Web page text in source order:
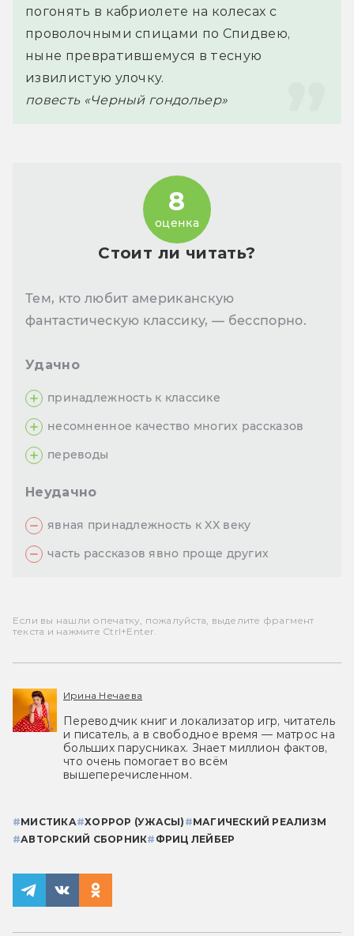
погонять в кабриолете на колесах с
проволочными спицами по Спидвею,
ныне превратившемуся в тесную
извилистую улочку.
повесть «Черный гондольер»
Стоит ли читать?
8
оценка
Тем, кто любит американскую
фантастическую классику, — бесспорно.
Удачно
принадлежность к классике
несомненное качество многих рассказов
переводы
Неудачно
явная принадлежность к XX веку
часть рассказов явно проще других
Если вы нашли опечатку, пожалуйста, выделите фрагмент
текста и нажмите Ctrl+Enter.
Ирина Нечаева
Переводчик книг и локализатор игр, читатель
и писатель, а в свободное время — матрос на
больших парусниках. Знает миллион фактов,
что очень помогает во всём
вышеперечисленном.
#МИСТИКА#ХОРРОР (УЖАСЫ) #МАГИЧЕСКИЙ РЕАЛИЗМ
#АВТОРСКИЙ СБОРНИК# ФРИЦ ЛЕЙБЕР